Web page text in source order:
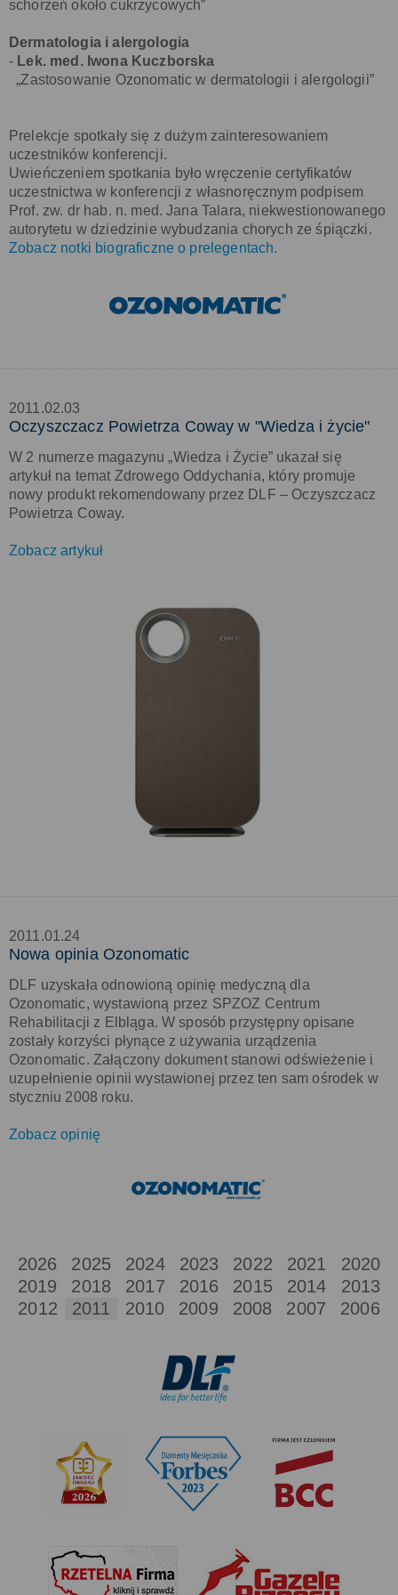
schorzeń około cukrzycowych”
Dermatologia i alergologia
- Lek. med. Iwona Kuczborska
„Zastosowanie Ozonomatic w dermatologii i alergologii”
Prelekcje spotkały się z dużym zainteresowaniem
uczestników konferencji.
Uwieńczeniem spotkania było wręczenie certyfikatów
uczestnictwa w konferencji z własnoręcznym podpisem
Prof. zw. dr hab. n. med. Jana Talara, niekwestionowanego
autorytetu w dziedzinie wybudzania chorych ze śpiączki.
Zobacz notki biograficzne o prelegentach.
2011.02.03
Oczyszczacz Powietrza Coway w "Wiedza i życie"
W 2 numerze magazynu „Wiedza i Życie” ukazał się
artykuł na temat Zdrowego Oddychania, który promuje
nowy produkt rekomendowany przez DLF – Oczyszczacz
Powietrza Coway.
Zobacz artykuł
2011.01.24
Nowa opinia Ozonomatic
DLF uzyskała odnowioną opinię medyczną dla
Ozonomatic, wystawioną przez SPZOZ Centrum
Rehabilitacji z Elbląga. W sposób przystępny opisane
zostały korzyści płynące z używania urządzenia
Ozonomatic. Załączony dokument stanowi odświeżenie i
uzupełnienie opinii wystawionej przez ten sam ośrodek w
styczniu 2008 roku.
Zobacz opinię
2026 2025 2024 2023 2022 2021
2020
2019
2018 2017 2016 2015 2014
2013
2012
2011 2010 2009 2008 2007 2006